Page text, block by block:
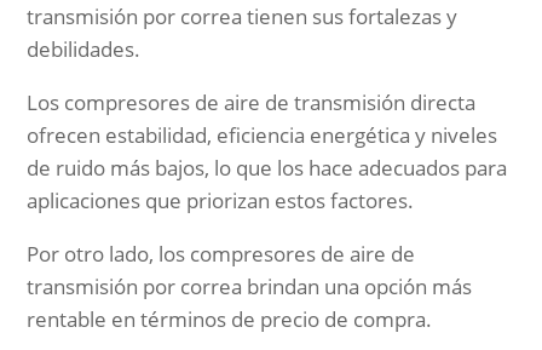
transmisión por correa tienen sus fortalezas y
debilidades.
Los compresores de aire de transmisión directa
ofrecen estabilidad, eficiencia energética y niveles
de ruido más bajos, lo que los hace adecuados para
aplicaciones que priorizan estos factores.
Por otro lado, los compresores de aire de
transmisión por correa brindan una opción más
rentable en términos de precio de compra.